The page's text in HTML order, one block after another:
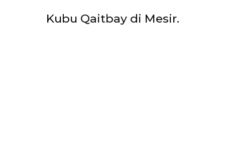
Kubu Qaitbay di Mesir.